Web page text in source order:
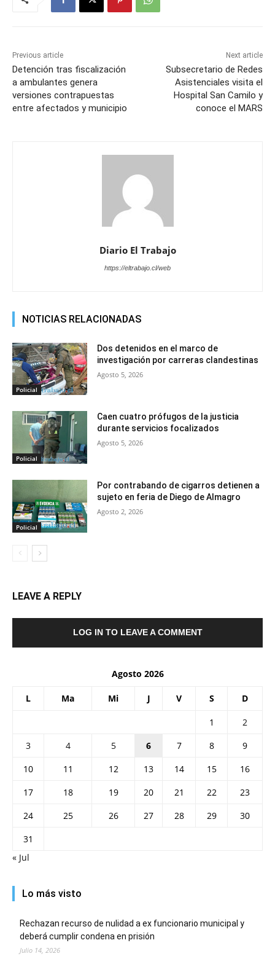
Previous article
Detención tras fiscalización
a ambulantes genera
versiones contrapuestas
entre afectados y municipio
Next article
Subsecretario de Redes
Asistenciales visita el
Hospital San Camilo y
conoce el MARS
Diario El Trabajo
https://eltrabajo.cl/web
NOTICIAS RELACIONADAS
Policial
Dos detenidos en el marco de
investigación por carreras clandestinas
Agosto 5, 2026
Policial
Caen cuatro prófugos de la justicia
durante servicios focalizados
Agosto 5, 2026
Policial
Por contrabando de cigarros detienen a
sujeto en feria de Diego de Almagro
Agosto 2, 2026
LEAVE A REPLY
LOG IN TO LEAVE A COMMENT
Agosto 2026
L Ma Mi J V S D
1
2
3
4 5 6 7 8
9
10
11 12 13 14 15
16
17
18 19 20 21 22
23
24
25 26 27 28 29
30
31
« Jul
Lo más visto
Rechazan recurso de nulidad a ex funcionario municipal y
deberá cumplir condena en prisión
Julio 14, 2026